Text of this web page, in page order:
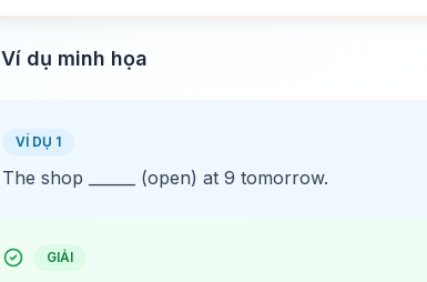
Ví dụ minh họa
VÍ DỤ 1
The shop ______ (open) at 9 tomorrow.
GIẢI